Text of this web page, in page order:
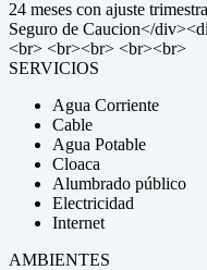
24 meses con ajuste
Seguro de Caucion</
<br> <br><br> <br><br>
SERVICIOS
Agua Corriente
Cable
Agua Potable
Cloaca
Alumbrado público
Electricidad
Internet
AMBIENTES